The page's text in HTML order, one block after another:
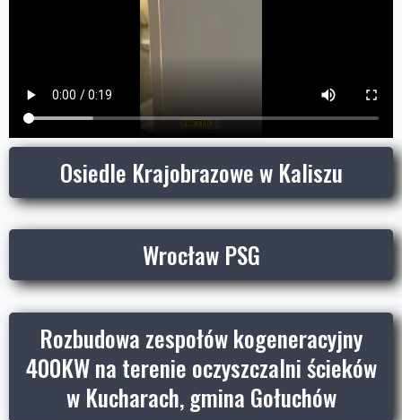
Osiedle Krajobrazowe w Kaliszu
Wrocław PSG
Rozbudowa zespołów kogeneracyjny
400KW na terenie oczyszczalni ścieków
w Kucharach, gmina Gołuchów